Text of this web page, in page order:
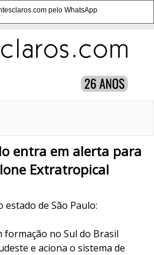
pelo WhatsApp
entra em alerta para
Extratropical
de São Paulo:
formação no Sul do Brasil
e aciona o sistema de